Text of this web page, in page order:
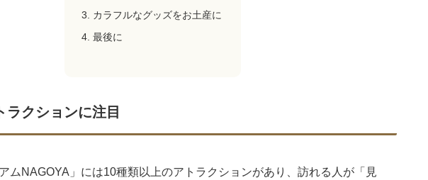
カラフルなグッズをお土産に
最後に
ラクションに注目
ムNAGOYA」には10種類以上のアトラクションがあり、訪れる人が「見